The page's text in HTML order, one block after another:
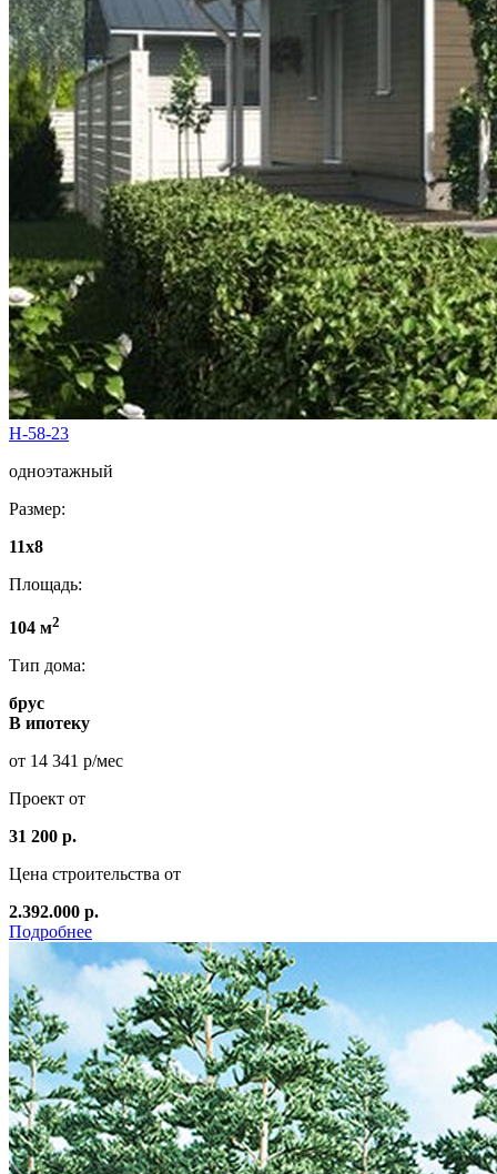
Н-58-23
одноэтажный
Размер:
11х8
Площадь:
104 м2
Тип дома:
брус
В ипотеку
от 14 341 р/мес
Проект от
31 200 р.
Цена строительства от
2.392.000 р.
Подробнее